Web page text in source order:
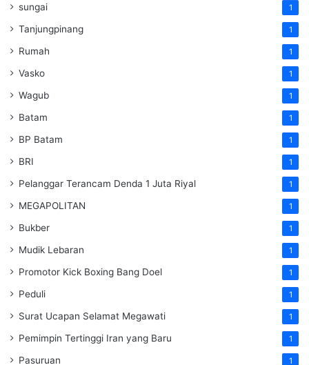
sungai 1
Tanjungpinang 1
Rumah 1
Vasko 1
Wagub 1
Batam 1
BP Batam 1
BRI 1
Pelanggar Terancam Denda 1 Juta Riyal 1
MEGAPOLITAN 1
Bukber 1
Mudik Lebaran 1
Promotor Kick Boxing Bang Doel 1
Peduli 1
Surat Ucapan Selamat Megawati 1
Pemimpin Tertinggi Iran yang Baru 1
Pasuruan 1